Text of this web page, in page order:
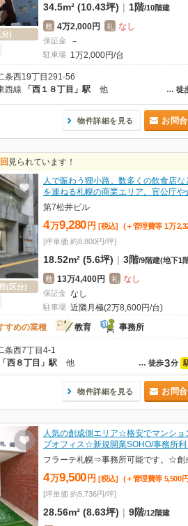
)
34.5m² (10.43坪) | 1階/10階建
敷 4万2,000円 礼 なし
保証金 －
駐車場 1万2,000円/台
条西19丁目291-56
… 徒
西線 「西１８丁目」駅 他
物件詳細を見る お問
見られています！
(区分)
人で賑わう狸小路。数多くの飲食店な
を連ねる札幌の商業エリア。官公庁
第7松井ビル
4万9,280 円 [税込] (＋管理費等 1万
[坪単価 約8,800円/坪]
18.52m² (5.6坪) | 3階/9階建(地下1
敷 13万4,400円 礼 なし
保証金 なし
駐車場 近隣月極(2万8,600円/台)
すめの業種
教育 事務所
条西7丁目4-1
… 徒歩3分
「西８丁目」駅 他
物件詳細を見る お問
人気の創成側エリア☆格安でマンショ
プオフィス☆新規開業SOHO/事務所
4万9,500 円 [税込] (＋管理費等 5,500
[坪単価 約5,736円/坪]
28.56m² (8.63坪) | 9階/12階建